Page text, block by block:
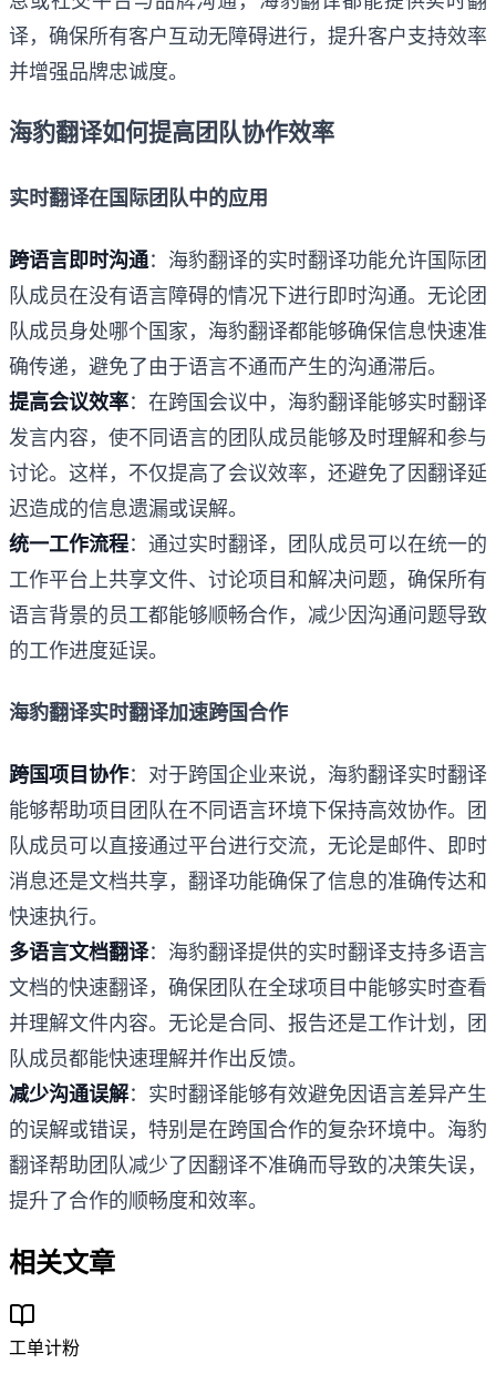
译，确保所有客户互动无障碍进行，提升客户支持效率
并增强品牌忠诚度。
海豹翻译如何提高团队协作效率
实时翻译在国际团队中的应用
跨语言即时沟通：海豹翻译的实时翻译功能允许国际团
队成员在没有语言障碍的情况下进行即时沟通。无论团
队成员身处哪个国家，海豹翻译都能够确保信息快速准
确传递，避免了由于语言不通而产生的沟通滞后。
提高会议效率：在跨国会议中，海豹翻译能够实时翻译
发言内容，使不同语言的团队成员能够及时理解和参与
讨论。这样，不仅提高了会议效率，还避免了因翻译延
迟造成的信息遗漏或误解。
统一工作流程：通过实时翻译，团队成员可以在统一的
工作平台上共享文件、讨论项目和解决问题，确保所有
语言背景的员工都能够顺畅合作，减少因沟通问题导致
的工作进度延误。
海豹翻译实时翻译加速跨国合作
跨国项目协作：对于跨国企业来说，海豹翻译实时翻译
能够帮助项目团队在不同语言环境下保持高效协作。团
队成员可以直接通过平台进行交流，无论是邮件、即时
消息还是文档共享，翻译功能确保了信息的准确传达和
快速执行。
多语言文档翻译：海豹翻译提供的实时翻译支持多语言
文档的快速翻译，确保团队在全球项目中能够实时查看
并理解文件内容。无论是合同、报告还是工作计划，团
队成员都能快速理解并作出反馈。
减少沟通误解：实时翻译能够有效避免因语言差异产生
的误解或错误，特别是在跨国合作的复杂环境中。海豹
翻译帮助团队减少了因翻译不准确而导致的决策失误，
提升了合作的顺畅度和效率。
相关文章
工单计粉